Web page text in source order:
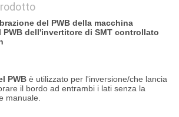
del PWB della macchina
PWB dell'invertitore di SMT controllato
PWBè utilizzato per l'inversione/che lancia
il bordo ad entrambi i lati senza la
manuale.